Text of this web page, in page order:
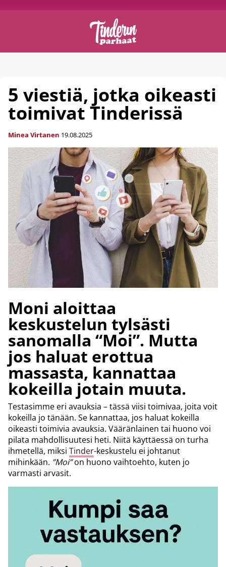
5 viestiä, jotka oikeasti
toimivat Tinderissä
Minea Virtanen 19.08.2025
Moni aloittaa
keskustelun tylsästi
sanomalla “Moi”. Mutta
jos haluat erottua
massasta, kannattaa
kokeilla jotain muuta.
Testasimme eri avauksia – tässä viisi toimivaa, joita voit
kokeilla jo tänään. Se kannattaa, jos haluat kokeilla
oikeasti toimivia avauksia. Vääränlainen tai huono voi
pilata mahdollisuutesi heti. Niitä käyttäessä on turha
ihmetellä, miksi Tinder-keskustelu ei johtanut
mihinkään. ”Moi”on huono vaihtoehto, kuten jo
varmasti arvasit.